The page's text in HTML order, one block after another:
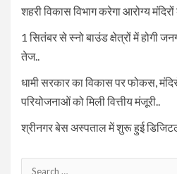
शहरी विकास विभाग करेगा आरोग्य मंदिरों
1 सितंबर से स्नो बाउंड क्षेत्रों में होगी
तेज..
धामी सरकार का विकास पर फोकस,
परियोजनाओं को मिली वित्तीय मंजूरी..
श्रीनगर बेस अस्पताल में शुरू हुई
Search